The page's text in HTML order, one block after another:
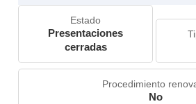
Estado
Presentaciones
cerradas
Procedimiento
No